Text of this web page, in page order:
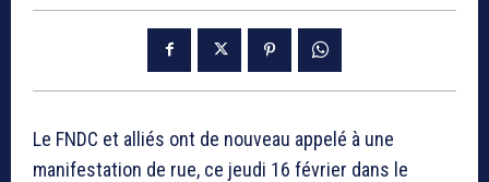
Le FNDC et alliés ont de nouveau appelé à une
manifestation de rue, ce jeudi 16 février dans le